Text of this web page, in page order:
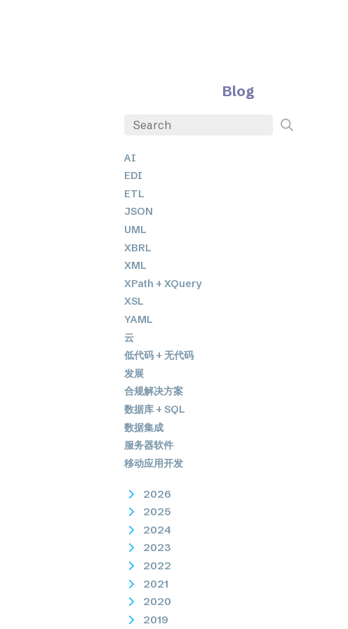
Blog
AI
EDI
ETL
JSON
UML
XBRL
XML
XPath + XQuery
XSL
YAML
云
低代码 + 无代码
发展
合规解决方案
数据库 + SQL
数据集成
服务器软件
移动应用开发
2026
2025
2024
2023
2022
2021
2020
2019